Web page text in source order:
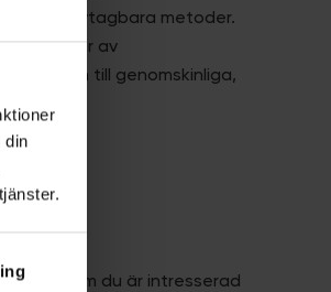
din
och avtagbara metoder.
alla typer av
rälsen till genomskinliga,
dig om du är intresserad